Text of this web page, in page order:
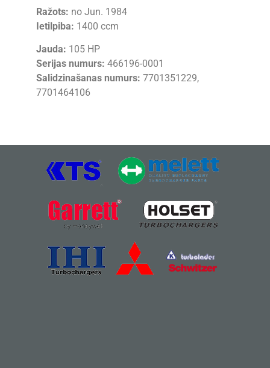
Ražots: no Jun. 1984
Ietilpiba: 1400 ccm
Jauda: 105 HP
Serijas numurs: 466196-0001
Salidzinašanas numurs: 7701351229,
7701464106